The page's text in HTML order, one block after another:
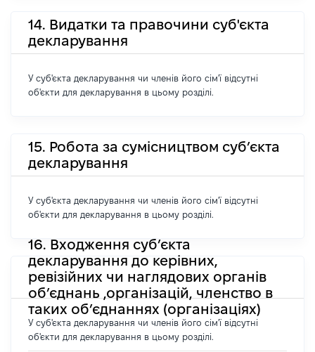
14. Видатки та правочини суб'єкта
декларування
У суб'єкта декларування чи членів його сім'ї відсутні
об'єкти для декларування в цьому розділі.
15. Робота за сумісництвом суб’єкта
декларування
У суб'єкта декларування чи членів його сім'ї відсутні
об'єкти для декларування в цьому розділі.
16. Входження суб’єкта
декларування до керівних,
ревізійних чи наглядових органів
об’єднань ,організацій, членство в
таких об’єднаннях (організаціях)
У суб'єкта декларування чи членів його сім'ї відсутні
об'єкти для декларування в цьому розділі.